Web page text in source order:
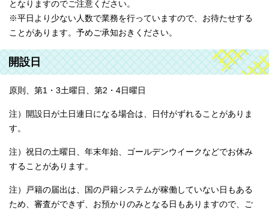
となりますのでご注意ください。
※平日より少ない人数で業務を行っていますので、お待たせする
ことがあります。予めご承知おきください。
開設日
原則、第1・3土曜日、第2・4日曜日
注）開設日が土日連日になる場合は、日付がずれることがありま
す。
注）祝日の土曜日、年末年始、ゴールデンウイークなどでお休み
することがあります。
注）戸籍の届出は、国の戸籍システムが稼働していない日もある
ため、審査ができず、お預かりのみとなる日もありますので、ご